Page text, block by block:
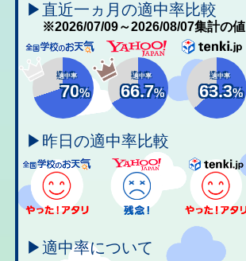
▶直近一ヵ月の適中率比較
※2026/07/09～2026/08/07集計の値
適中率
70%
適中率
66.7%
適中率
63.3%
▶昨日の適中率比較
▶適中率について